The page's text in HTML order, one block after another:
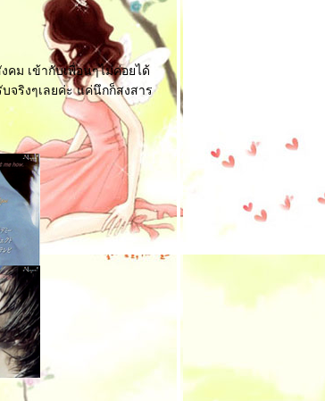
คม เข้ากับเพื่อนๆไม่ค่อยได้
จริงๆเลยค่ะ แค่นึกก็สงสาร